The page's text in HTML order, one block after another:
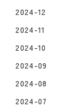
2024-12
2024-11
2024-10
2024-09
2024-08
2024-07